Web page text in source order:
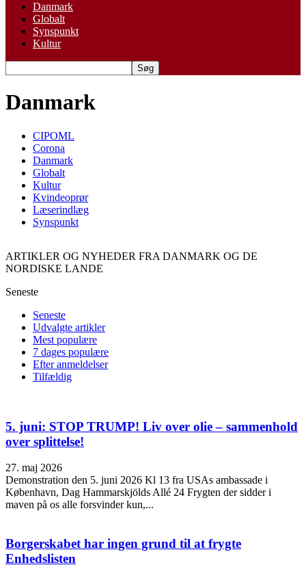
Danmark
Globalt
Synspunkt
Kultur
Danmark
CIPOML
Corona
Danmark
Globalt
Kultur
Kvindeoprør
Læserindlæg
Synspunkt
ARTIKLER OG NYHEDER FRA DANMARK OG DE
NORDISKE LANDE
Seneste
Seneste
Udvalgte artikler
Mest populære
7 dages populære
Efter anmeldelser
Tilfældig
5. juni: STOP TRUMP! Liv over olie – sammenhold
over splittelse!
27. maj 2026
Demonstration den 5. juni 2026 Kl 13 fra USAs ambassade i
København, Dag Hammarskjölds Allé 24 Frygten der sidder i
maven på os alle forsvinder kun,...
Borgerskabet har ingen grund til at frygte
Enhedslisten